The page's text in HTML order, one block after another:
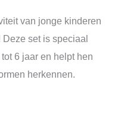
van jonge kinderen
Deze set is speciaal
6 jaar en helpt hen
herkennen.